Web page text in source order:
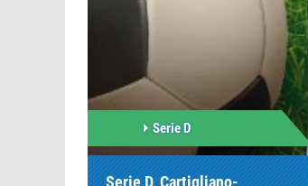
Serie D
Serie D, Cartigliano-